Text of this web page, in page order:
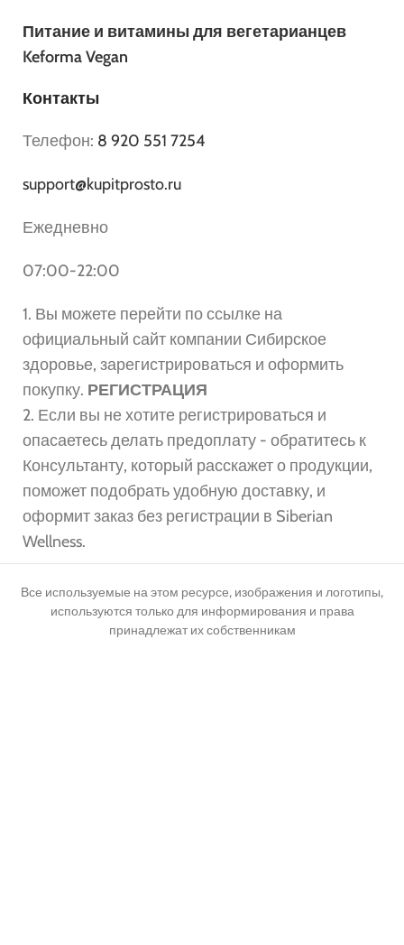
Питание и витамины для вегетарианцев
Keforma Vegan
Контакты
Телефон: 8 920 551 7254
support@kupitprosto.ru
Ежедневно
07:00-22:00
1. Вы можете перейти по ссылке на
официальный сайт компании Сибирское
здоровье, зарегистрироваться и оформить
покупку. РЕГИСТРАЦИЯ
2. Если вы не хотите регистрироваться и
опасаетесь делать предоплату - обратитесь к
Консультанту, который расскажет о продукции,
поможет подобрать удобную доставку, и
оформит заказ без регистрации в Siberian
Wellness.
Все используемые на этом ресурсе, изображения и логотипы,
используются только для информирования и права
принадлежат их собственникам